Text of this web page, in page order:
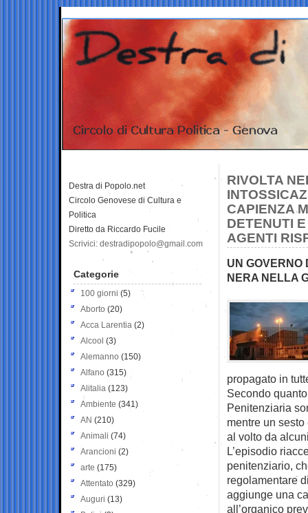
RIVOLTA
CAPIENZA
DETENUTI
AGENTI
UN GOVERNO
NERA NELLA
propagato in
Secondo
Penitenziaria
mentre un
al volto da
L’episodio
penitenziario,
regolamentare
aggiunge una
all’organico
Destra di Popolo.net
Circolo Genovese di Cultura e
Politica
Diretto da Riccardo Fucile
Scrivici: destradipopolo@gmail.com
Categorie
100 giorni (5)
Aborto (20)
Acca Larentia (2)
Alcool (3)
Alemanno (150)
Alfano (315)
Alitalia (123)
Ambiente (341)
AN (210)
Animali (74)
Arancioni (2)
arte (175)
Attentato (329)
Auguri (13)